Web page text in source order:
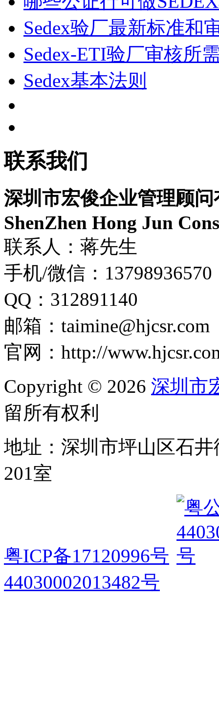
Sedex验厂最新标准和
Sedex-ETI验厂审核所
Sedex基本法则
联系我们
深圳市宏俊企业管理顾
ShenZhen Hong Jun
联系人：蒋先生
手机/微信：13798936570
QQ：312891140
邮箱：taimine@hjcsr.com
官网：http://
Copyright © 2026 深圳市
留所有权利
地址：深圳市坪山区石
201室
粤ICP备17120996号
44030002013482号